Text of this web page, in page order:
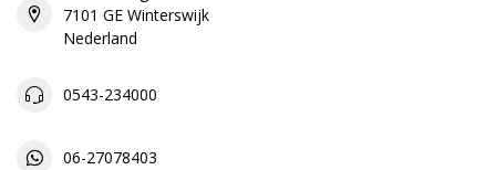
7101 GE Winterswijk
Nederland
0543-234000
06-27078403